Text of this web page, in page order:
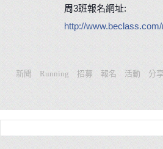
周3班報名網址:
http://
新聞 Running 招募 報名 活動 分享